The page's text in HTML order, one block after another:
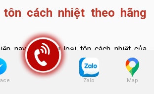
Zalo Map
cách nhiệt theo hãng
nay có nhiều loại tôn cách nhiệt của
nhau. Dưới đây là giá cả của các loại tôn